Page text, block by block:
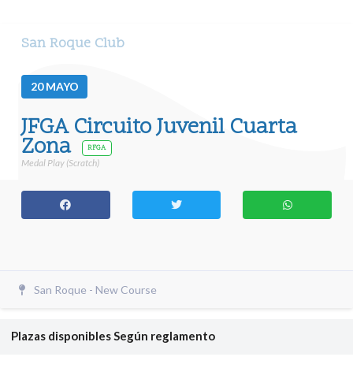
San Roque Club
20MAYO
JFGA Circuito Juvenil Cuarta
Zona RFGA
Medal Play (Scratch)
San Roque - New Course
Plazas disponiblesSegún reglamento